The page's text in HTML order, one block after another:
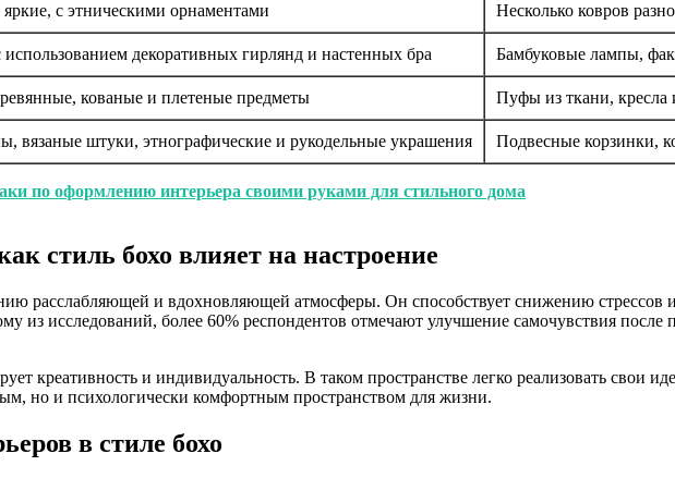
с этническими орнаментами Несколько ковров
использованием декоративных гирлянд и настенных бра Бамбуковые лампы,
кованые и плетеные предметы Пуфы из ткани, кресла
вязаные штуки, этнографические и рукодельные украшения Подвесные корзинки,
по оформлению интерьера своими руками для стильного дома
стиль бохо влияет на настроение
расслабляющей и вдохновляющей атмосферы. Он способствует снижению стрессов
из исследований, более 60% респондентов отмечают улучшение самочувствия
креативность и индивидуальность. В таком пространстве легко реализовать свои
но и психологически комфортным пространством для жизни.
в стиле бохо